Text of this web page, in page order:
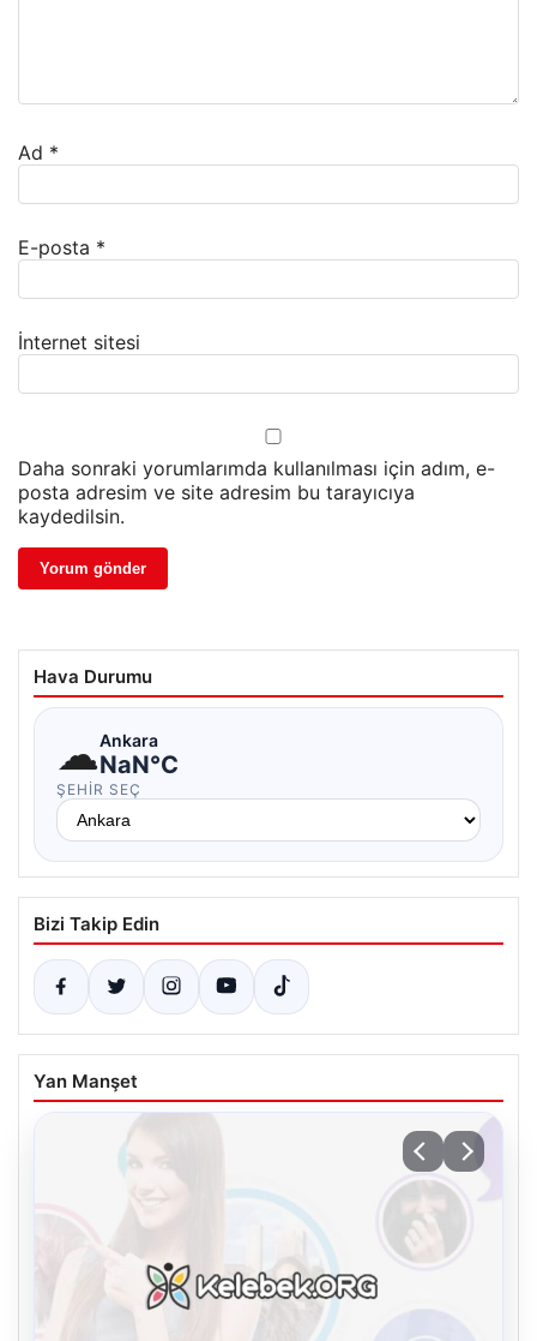
Ad *
E-posta *
İnternet sitesi
Daha sonraki yorumlarımda kullanılması için adım, e-
posta adresim ve site adresim bu tarayıcıya
kaydedilsin.
Hava Durumu
☁Ankara
NaN°C
ŞEHIR SEÇ
Bizi Takip Edin
Yan Manşet